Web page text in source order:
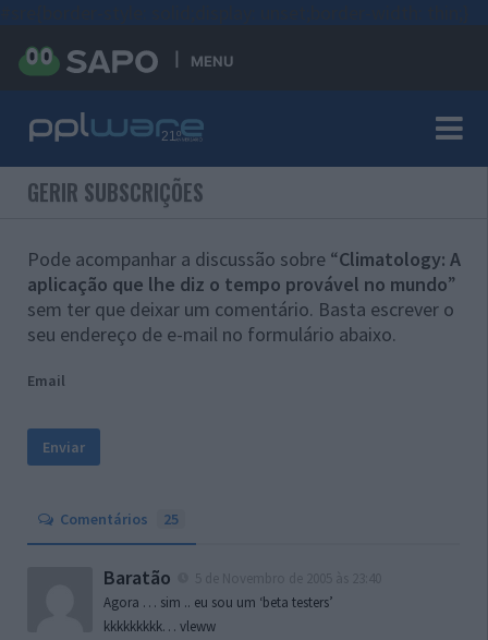
MENU
GERIR SUBSCRIÇÕES
Pode acompanhar a discussão sobre “Climatology: A
aplicação que lhe diz o tempo provável no mundo”
sem ter que deixar um comentário. Basta escrever o
seu endereço de e-mail no formulário abaixo.
Email
Comentários 25
Baratão
Agora … sim .. eu sou um ‘beta testers’
kkkkkkkkk… vleww